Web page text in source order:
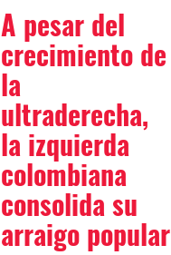
A pesar del
crecimiento de
la
ultraderecha,
la izquierda
colombiana
consolida su
arraigo popular